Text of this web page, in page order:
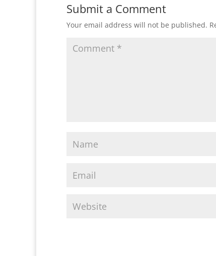
Submit a Comment
Your email address will not be published.